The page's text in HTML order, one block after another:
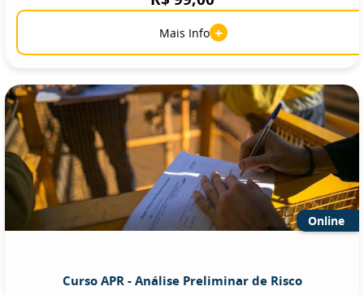
Mais Info +
Online
Curso APR - Análise Preliminar de Risco